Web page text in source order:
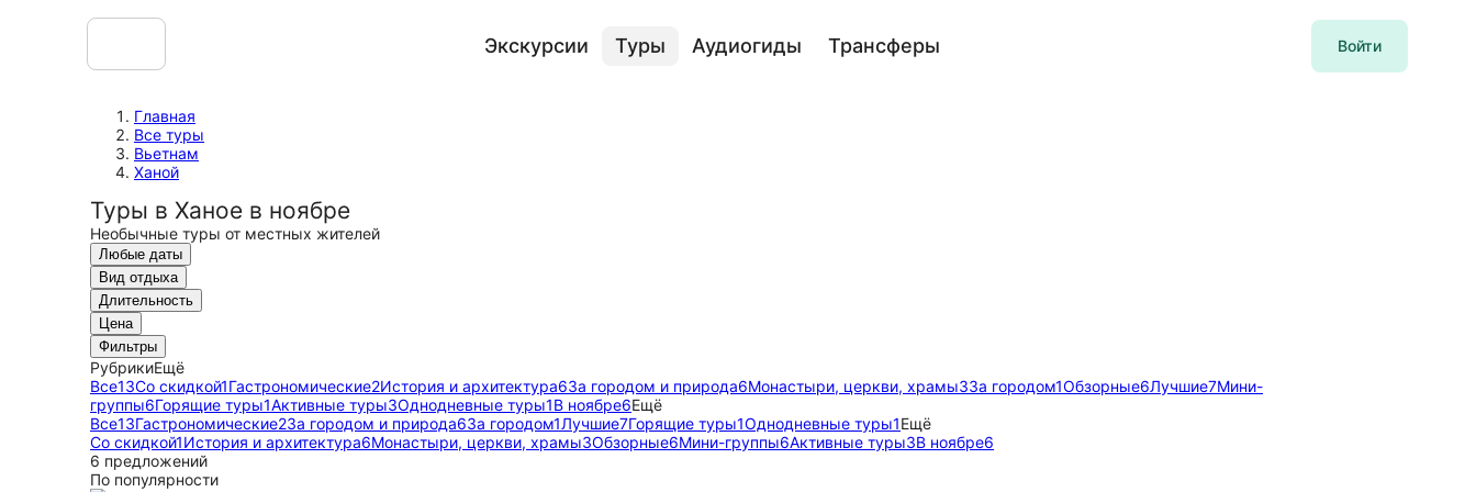
Экскурсии Туры Аудиогиды Трансферы Войти
Главная
Все туры
Вьетнам
Ханой
Туры в Ханое в ноябре
Необычные туры от местных жителей
Любые даты
Вид отдыха
Длительность
Цена
Фильтры
РубрикиЕщё
Все13Со скидкой1Гастрономические2История и архитектура6За городом и природа6Монастыри, церкви, храмы3За городом1Обзорные6Лучшие7Мини-
группы6Горящие туры1Активные туры3Однодневные туры1В ноябре6Ещё
Все13Гастрономические2За городом и природа6За городом1Лучшие7Горящие туры1Однодневные туры1Ещё
Со скидкой1История и архитектура6Монастыри, церкви, храмы3Обзорные6Мини-группы6Активные туры3В ноябре6
6 предложений
По популярности